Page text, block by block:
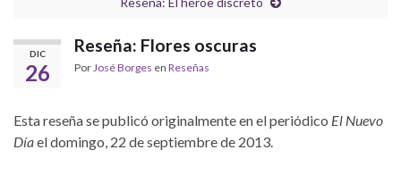
DIC
26
Reseña: Flores oscuras
PorJosé Borges en Reseñas
Esta reseña se publicó originalmente en el periódico El Nuevo
Díael domingo, 22 de septiembre de 2013.